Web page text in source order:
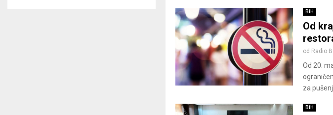
BiH
Od
od Radio
Od 20.
za
BiH